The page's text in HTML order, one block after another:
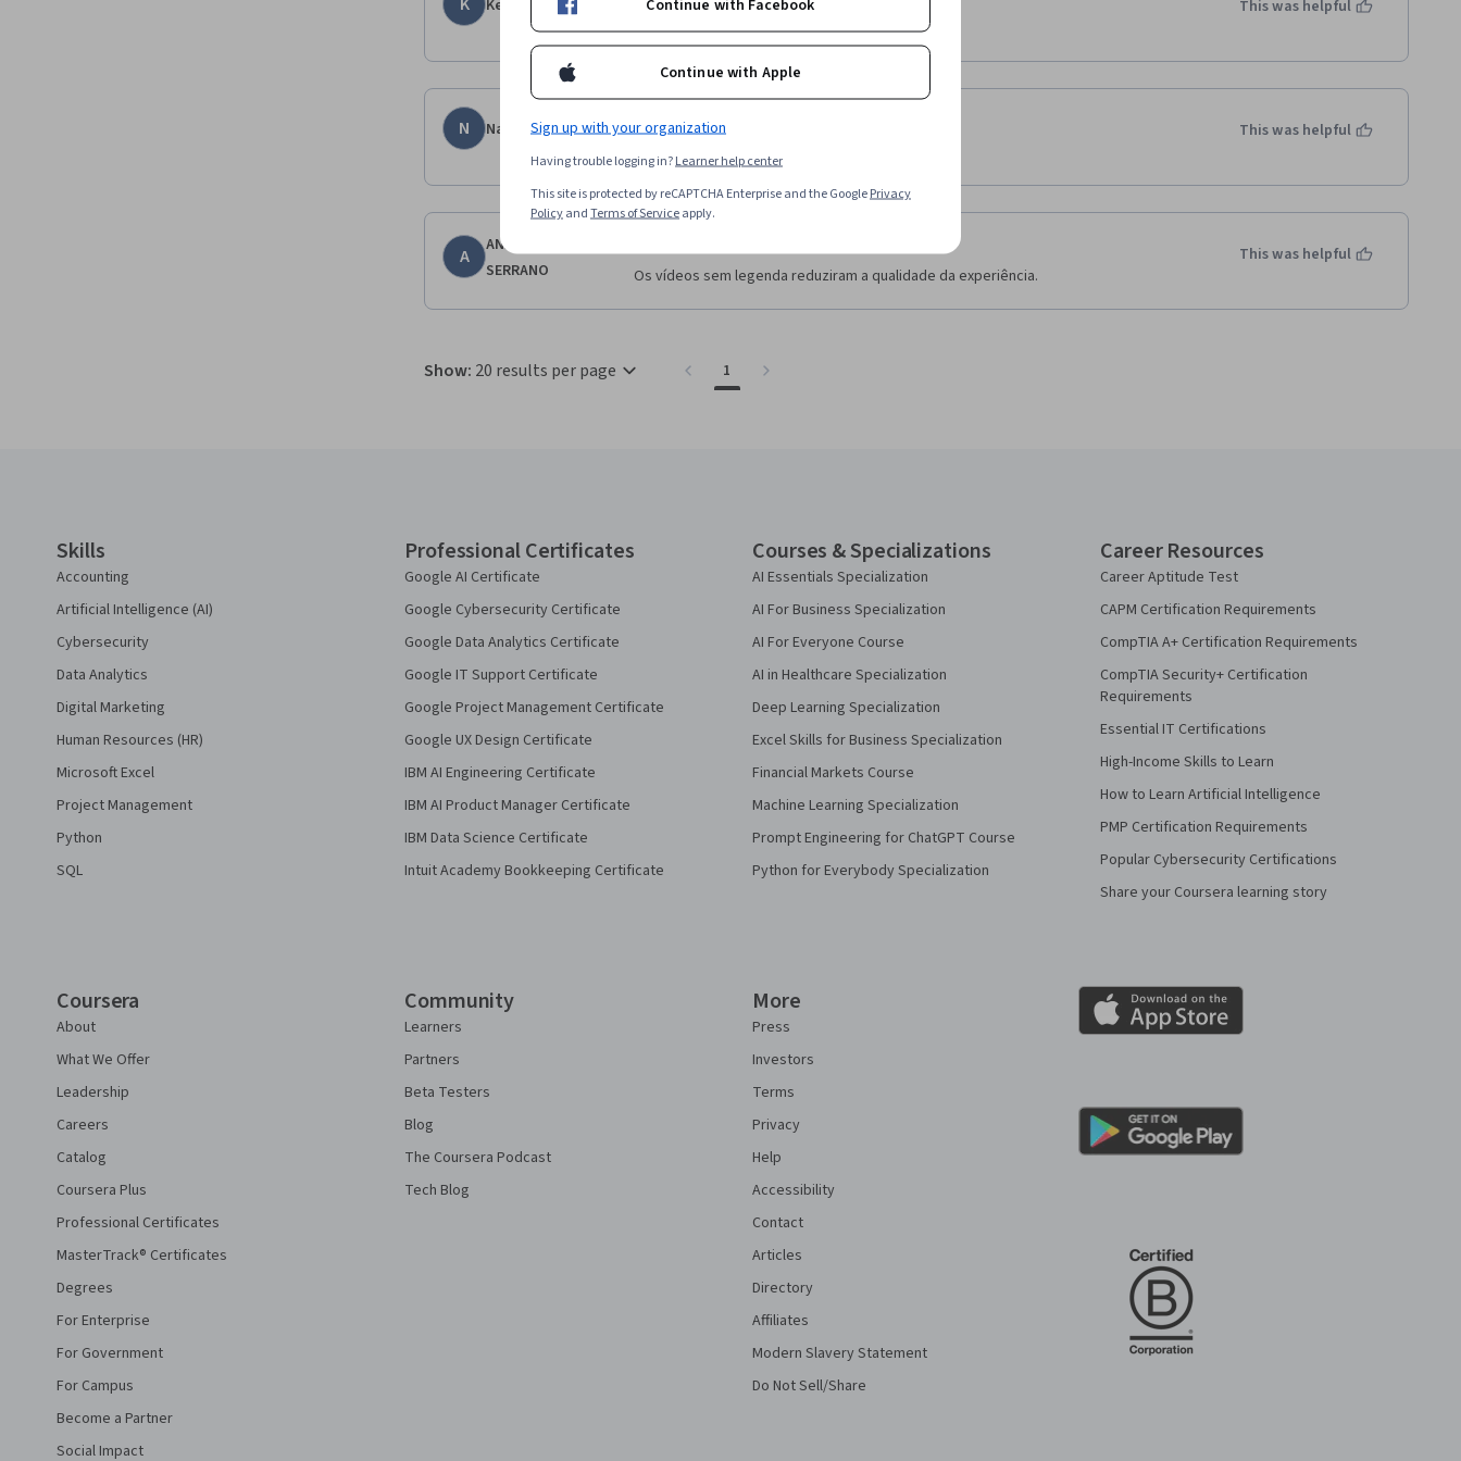
Kelen Turmina
Excelente
This was helpful
N Nathalia
bom
This was helpful
A
ANA PAULA
SERRANO
Os vídeos sem legenda reduziram a qualidade da experiência.
This was helpful
Show: 20 results per page 1
Skills
Accounting
Artificial Intelligence (AI)
Cybersecurity
Data Analytics
Digital Marketing
Human Resources (HR)
Microsoft Excel
Project Management
Python
SQL
Professional Certificates
Google AI Certificate
Google Cybersecurity Certificate
Google Data Analytics Certificate
Google IT Support Certificate
Google Project Management Certificate
Google UX Design Certificate
IBM AI Engineering Certificate
IBM AI Product Manager Certificate
IBM Data Science Certificate
Intuit Academy Bookkeeping Certificate
Courses & Specializations
AI Essentials Specialization
AI For Business Specialization
AI For Everyone Course
AI in Healthcare Specialization
Deep Learning Specialization
Excel Skills for Business Specialization
Financial Markets Course
Machine Learning Specialization
Prompt Engineering for ChatGPT Course
Python for Everybody Specialization
Career Resources
Career Aptitude Test
CAPM Certification Requirements
CompTIA A+ Certification Requirements
CompTIA Security+ Certification
Requirements
Essential IT Certifications
High-Income Skills to Learn
How to Learn Artificial Intelligence
PMP Certification Requirements
Popular Cybersecurity Certifications
Share your Coursera learning story
Coursera
About
What We Offer
Leadership
Careers
Catalog
Coursera Plus
Professional Certificates
MasterTrack® Certificates
Degrees
For Enterprise
For Government
For Campus
Become a Partner
Social Impact
Community
Learners
Partners
Beta Testers
Blog
The Coursera Podcast
Tech Blog
More
Press
Investors
Terms
Privacy
Help
Accessibility
Contact
Articles
Directory
Affiliates
Modern Slavery Statement
Do Not Sell/Share
Continue with Facebook
Continue with Apple
Sign up with your organization
Having trouble logging in?Learner help center
This site is protected by reCAPTCHA Enterprise and the GooglePrivacy
PolicyandTerms of Serviceapply.